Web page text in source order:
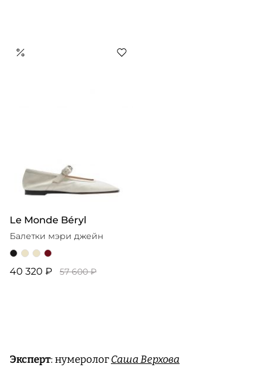
Le Monde Béryl
Балетки мэри джейн
40 320 ₽ 57 600 ₽
Эксперт: нумерологСаша Верхова